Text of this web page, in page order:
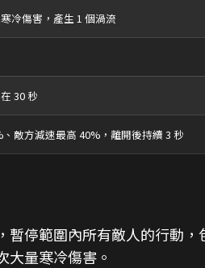
冷傷害，產生 1 個渦流
30 秒
敵方減速最高 40%，離開後持續 3 秒
停範圍內所有敵人的行動
大量寒冷傷害。